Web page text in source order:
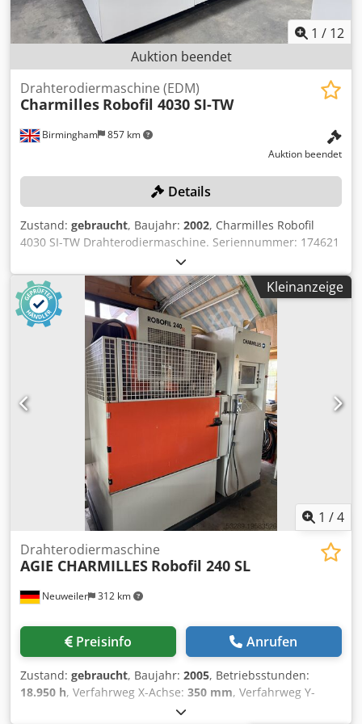
1 / 12
Auktion beendet
Birmingham 857 km
Drahterodiermaschine (EDM)
Charmilles Robofil 4030 SI-TW
Auktion beendet
Details
Zustand: gebraucht, Baujahr: 2002, Charmilles Robofil
4030 SI-TW Drahterodiermaschine. Seriennummer: 174621
(2002). Herstellungsland: Schweiz. Dwjdeznkkmepfx Ag Dsa
Bitte beachten: Dieses Los wurde fachgerecht außer
Betrieb genommen und für den Transport gesichert.
Standort: Dieses Los befindet sich in Birmingham,
Großbritannien. Eine Gebühr von 550 £ für die
Außerbetriebnahme und das Verladen auf ein geeignetes
Transportmittel wird automatisch zu Ihrer Rechnung
hinzugefügt, falls Sie bei der Ersteigerung dieses Artikels
zum Zug kommen. Die Kosten für die Sicherung und die
Verpackung trägt der Käufer.
Kleinanzeige
1 /4
Neuweiler 312 km
Drahterodiermaschine
AGIE CHARMILLES Robofil 240 SL
Preisinfo Anrufen
Zustand: gebraucht, Baujahr: 2005, Betriebsstunden:
18.950 h, Verfahrweg X-Achse: 350 mm, Verfahrweg Y-
, Verfahrweg Z-Achse: